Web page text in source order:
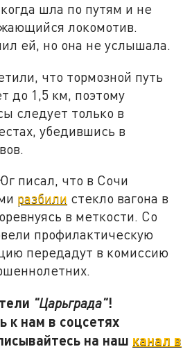
шла по путям и не
локомотив.
ей, но она не услышала.
что тормозной путь
до 1,5 км, поэтому
следует только в
убедившись в
писал, что в Сочи
разбили стекло вагона в
в меткости. Со
профилактическую
передадут в комиссию
"Царьграда"!
к нам в соцсетях
на наш канал в